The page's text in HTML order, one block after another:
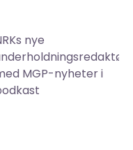
nye
MGP-nyheter i